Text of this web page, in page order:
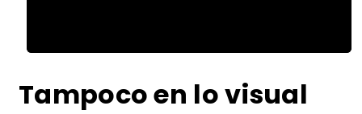
57.87%
Tampoco en lo visual